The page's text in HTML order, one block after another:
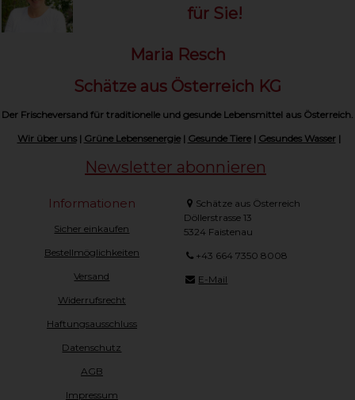
für Sie!
Maria Resch
Schätze aus Österreich KG
Der Frischeversand für traditionelle und gesunde Lebensmittel aus Österreich.
Wir über uns| Grüne Lebensenergie| Gesunde Tiere| Gesundes Wasser|
Newsletter abonnieren
Informationen
Sicher einkaufen
Bestellmöglichkeiten
Versand
Widerrufsrecht
Haftungsausschluss
Datenschutz
AGB
Impressum
Schätze aus Österreich
Döllerstrasse 13
5324 Faistenau
+43 664 7350 8008
E-Mail